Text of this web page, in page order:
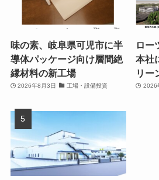
味の素、岐阜県可児市に半
導体パッケージ向け層間絶
縁材料の新工場
2026年8月3日 工場・設備投資
ロー
本社
リー
2026